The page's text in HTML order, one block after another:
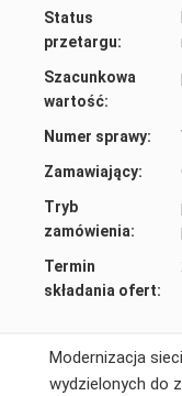
Status
przetargu:
Szacunkowa
wartość:
Numer sprawy:
Zamawiający:
Tryb
zamówienia:
Termin
składania ofert:
Modernizacja
wydzielonych do